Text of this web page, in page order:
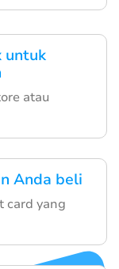
untuk
atau
Anda beli
card yang